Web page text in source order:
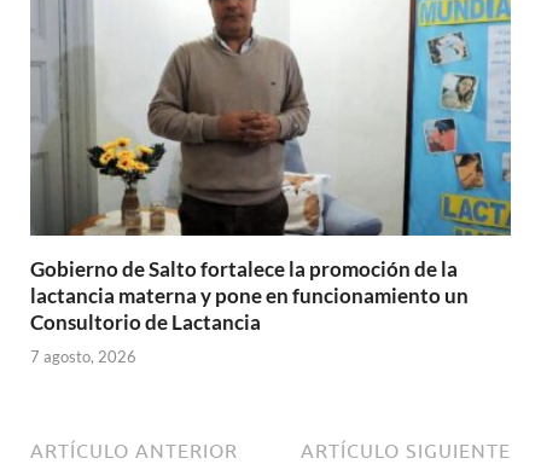
Gobierno de Salto fortalece la promoción de la
lactancia materna y pone en funcionamiento un
Consultorio de Lactancia
7 agosto, 2026
ARTÍCULO ANTERIOR ARTÍCULO SIGUIENTE